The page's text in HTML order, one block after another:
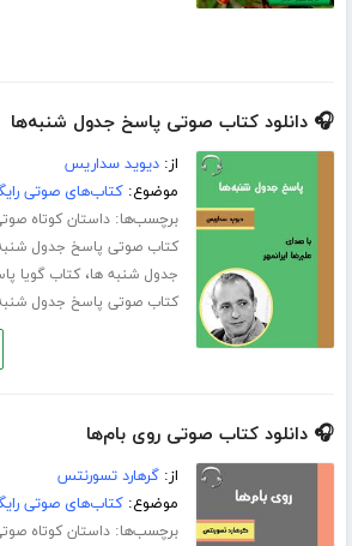
🎧 دانلود کتاب صوتی پاسخ جدول شنبه‌ها
از:دیوید سداریس
موضوع:کتاب‌های صوتی
برچسب‌ها:داستان کوتاه
کتاب صوتی پاسخ جدول
جدول شنبه‌ ها،کتاب گویا
کتاب صوتی پاسخ جدول
🎧 دانلود کتاب صوتی روی بام‌ها
از:گرهارد تسورنتس
موضوع:کتاب‌های صوتی
برچسب‌ها:داستان کوتاه